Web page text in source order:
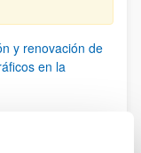
y renovación de
en la